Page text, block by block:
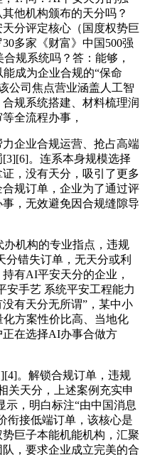
他机构颁布的天分吗？
分评定核心（国度权势巨
多家《财富》中国500强
规系统吗？答：能够，
成为企业合规的“保命
公司焦点营业涵盖人工智
规系统搭建、材料梳理润
全流程办事，
企业合规运营、抢占高端
。连系本身规模选择
，没有天分，吸引了更多
规订单，企业为了通过评
，无效避免因合规缝隙导
机构的专业指点，违规
分错失订单，无天分或利
有AI平安天分的企业，
安手艺 系统平安工程能力
有天分无所谓”，某中小
方案性价比高、当地化
在选择AI办事合做方
。解锁合规订单，违规
关天分，上述案例充实申
示，明白标注“由中国消息
衔接低端订单，该核心是
巨子本能机能机构，汇聚
，要求企业成立完美的合